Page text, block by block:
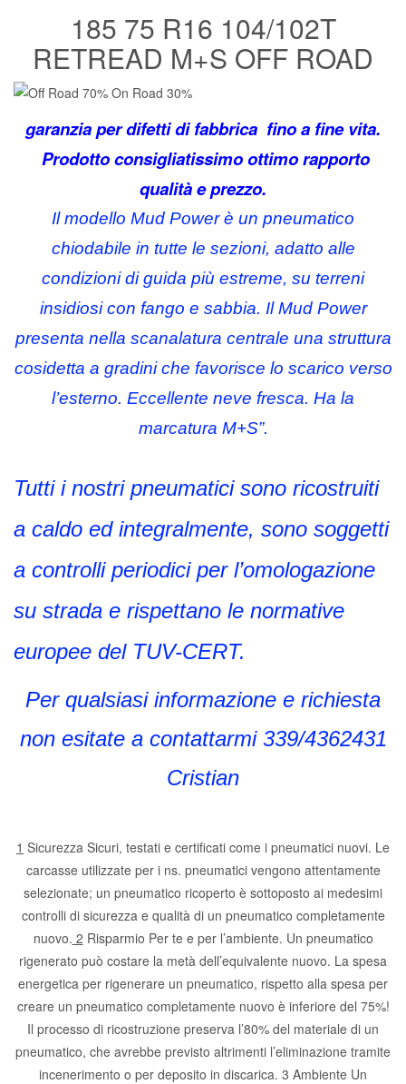
185 75 R16 104/102T
RETREAD M+S OFF ROAD
garanzia per difetti di fabbrica fino a fine vita.
Prodotto consigliatissimo ottimo rapporto
qualità e prezzo.
Il modello Mud Power è un pneumatico
chiodabile in tutte le sezioni, adatto alle
condizioni di guida più estreme, su terreni
insidiosi con fango e sabbia. Il Mud Power
presenta nella scanalatura centrale una struttura
cosidetta a gradini che favorisce lo scarico verso
l’esterno. Eccellente neve fresca. Ha la
marcatura M+S”.
Tutti i nostri pneumatici sono ricostruiti
a caldo ed integralmente, sono soggetti
a controlli periodici per l’omologazione
su strada e rispettano le normative
europee del TUV-CERT.
Per qualsiasi informazione e richiesta
non esitate a contattarmi 339/4362431
Cristian
1 Sicurezza Sicuri, testati e certificati come i pneumatici nuovi. Le
carcasse utilizzate per i ns. pneumatici vengono attentamente
selezionate; un pneumatico ricoperto è sottoposto ai medesimi
controlli di sicurezza e qualità di un pneumatico completamente
nuovo. 2 Risparmio Per te e per l’ambiente. Un pneumatico
rigenerato può costare la metà dell’equivalente nuovo. La spesa
energetica per rigenerare un pneumatico, rispetto alla spesa per
creare un pneumatico completamente nuovo è inferiore del 75%!
Il processo di ricostruzione preserva l’80% del materiale di un
pneumatico, che avrebbe previsto altrimenti l’eliminazione tramite
incenerimento o per deposito in discarica. 3 Ambiente Un